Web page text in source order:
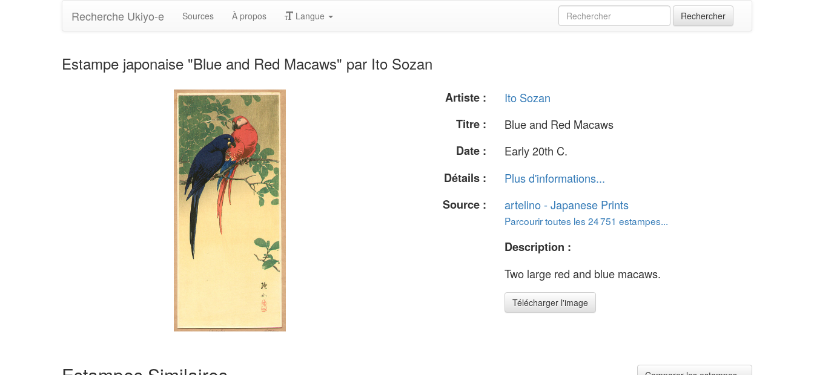
Recherche Ukiyo-e Sources À propos Langue
Estampe japonaise "Blue and Red Macaws" par Ito Sozan
Artiste :
Ito Sozan
Titre :
Blue and Red Macaws
Date :
Early 20th C.
Détails :
Plus d'informations...
Source :
artelino - Japanese Prints
Parcourir toutes les 24 751 estampes...
Description :
Two large red and blue macaws.
Télécharger l'image